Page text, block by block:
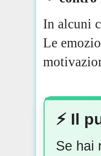
In alcuni
Le
⚡️ Il
Se hai